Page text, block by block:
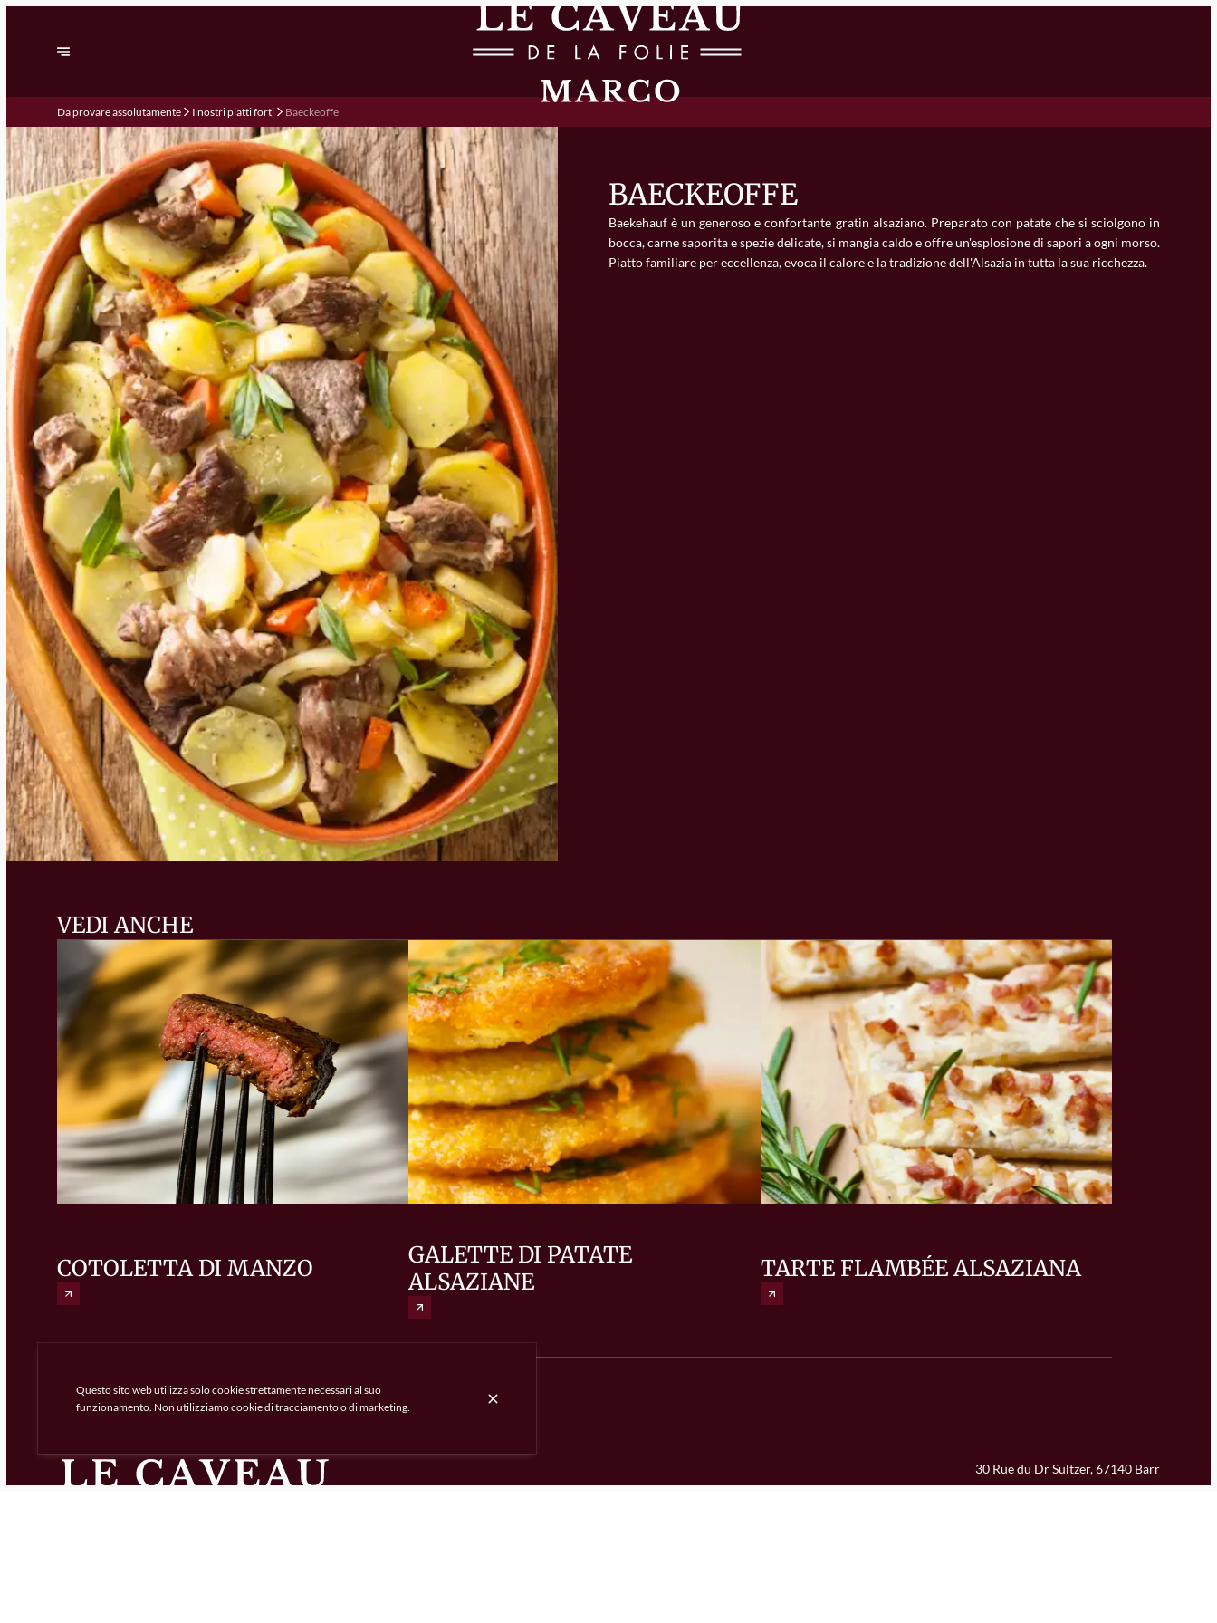
Da provare assolutamente I nostri piatti forti Baeckeoffe
BAECKEOFFE
Baekehauf è un generoso e confortante gratin alsaziano. Preparato con patate che si sciolgono in
bocca, carne saporita e spezie delicate, si mangia caldo e offre un'esplosione di sapori a ogni morso.
Piatto familiare per eccellenza, evoca il calore e la tradizione dell'Alsazia in tutta la sua ricchezza.
VEDI ANCHE
COTOLETTA DI MANZO
GALETTE DI PATATE
ALSAZIANE
TARTE FLAMBÉE ALSAZIANA
30 Rue du Dr Sultzer, 67140 Barr
+33 3 88 08 22 71
Questo sito web utilizza solo cookie strettamente necessari al suo
funzionamento. Non utilizziamo cookie di tracciamento o di marketing.